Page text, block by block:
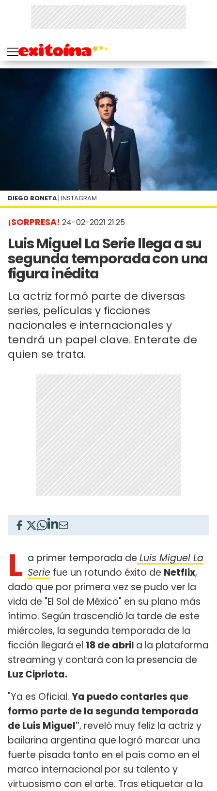
¡SORPRESA! 24-02-2021 21:25
Luis Miguel La Serie llega a su
segunda temporada con una
figura inédita
La actriz formó parte de diversas
series, películas y ficciones
nacionales e internacionales y
tendrá un papel clave. Enterate de
quien se trata.
DIEGO BONETA | INSTAGRAM
L a primer temporada de Luis Miguel La
Serie fue un rotundo éxito de Netflix,
dado que por primera vez se pudo ver la
vida de "El Sol de México" en su plano más
íntimo. Según trascendió la tarde de este
miércoles, la segunda temporada de la
ficción llegará el 18 de abril a la plataforma
streaming y contará con la presencia de
Luz Cipriota.
"Ya es Oficial. Ya puedo contarles que
formo parte de la segunda temporada
de Luis Miguel", reveló muy feliz la actriz y
bailarina argentina que logró marcar una
fuerte pisada tanto en el país como en el
marco internacional por su talento y
virtuosismo con el arte. Tras etiquetar a la